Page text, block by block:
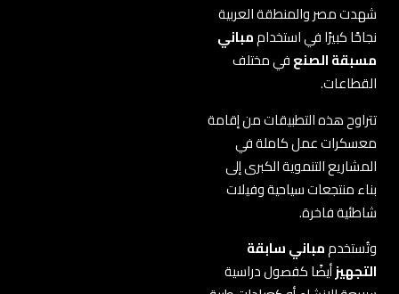
شهدت مصر والمنطقة العربية
نجاحًا كبيرًا في استخداممباني
مسبقة الصنعفي مختلف
القطاعات.
تتراوح هذه التطبيقات من إقامة
معسكرات عمل كاملة في
المشاريع التنموية الكبرى إلى
بناء منتجعات سياحية وفيلات
شاطئية فاخرة.
وتُستخدممباني سابقة
التجهيزأيضًا كفصول دراسية